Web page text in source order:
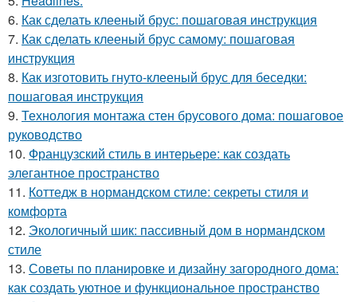
6. Как сделать клееный брус: пошаговая инструкция
7. Как сделать клееный брус самому: пошаговая
инструкция
8. Как изготовить гнуто-клееный брус для беседки:
пошаговая инструкция
9. Технология монтажа стен брусового дома: пошаговое
руководство
10. Французский стиль в интерьере: как создать
элегантное пространство
11. Коттедж в нормандском стиле: секреты стиля и
комфорта
12. Экологичный шик: пассивный дом в нормандском
стиле
13. Советы по планировке и дизайну загородного дома:
как создать уютное и функциональное пространство